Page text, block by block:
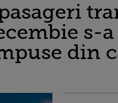
s-
din